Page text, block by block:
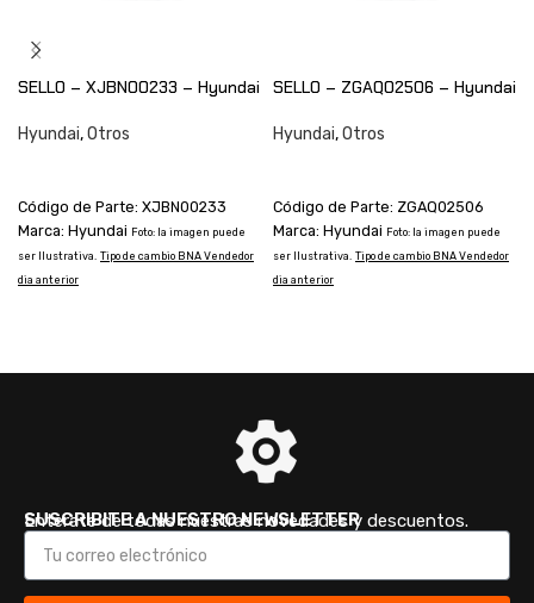
SELLO – XJBN00233 – Hyundai
Hyundai,Otros
Código de Parte: XJBN00233
Marca: Hyundai Foto: la imagen puede
ser Ilustrativa. Tipo de cambio BNA Vendedor
dia anterior
SELLO – ZGAQ02506 – Hyundai
Hyundai,Otros
Código de Parte: ZGAQ02506
Marca: Hyundai Foto: la imagen puede
ser Ilustrativa. Tipo de cambio BNA Vendedor
dia anterior
SUSCRIBITE A NUESTRO NEWSLETTER
Enterate de todas nuestras novedades y descuentos.